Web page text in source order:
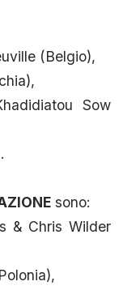
(Belgio),
Sow
sono:
& Chris Wilder